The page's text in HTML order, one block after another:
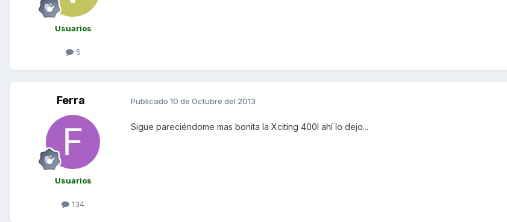
Usuarios
5
Ferra
Usuarios
134
Publicado 10 de Octubre del 2013
Sigue pareciéndome mas bonita la Xciting 400I ahí lo dejo...